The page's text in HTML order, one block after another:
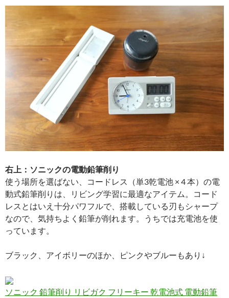
右上：ソニックの電動鉛筆削り
使う場所を選ばない、コードレス（単3乾電池 × 4 本）の電
動式鉛筆削りは、リビング学習に最適なアイテム。コード
レスとはいえ十分パワフルで、搭載している刃もシャープ
なので、気持ちよく鉛筆が削れます。うちでは充電池を使
っています。
ブラック、アイボリーのほか、ピンクやブルーもあり↓
ソニック 鉛筆削り リビガク フリーキー 乾電池式 電動鉛筆